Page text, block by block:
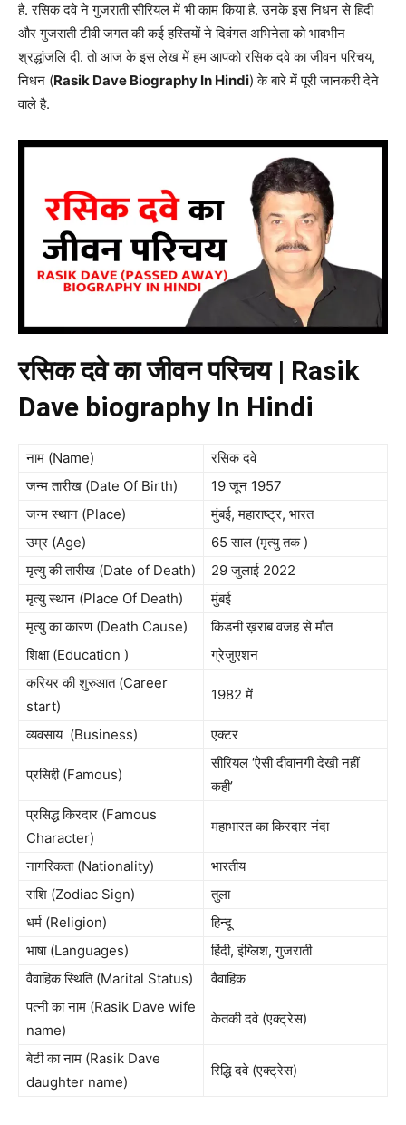
है. रसिक दवे ने गुजराती सीरियल में भी काम किया है. उनके इस निधन से हिंदी
और गुजराती टीवी जगत की कई हस्तियों ने दिवंगत अभिनेता को भावभीन
श्रद्धांजलि दी. तो आज के इस लेख में हम आपको रसिक दवे का जीवन परिचय,
निधन (Rasik Dave Biography In Hindi) के बारे में पूरी जानकरी देने
वाले है.
रसिक दवे का जीवन परिचय | Rasik
Dave biography In Hindi
नाम (Name)
रसिक दवे
जन्म तारीख (Date Of Birth)
19 जून 1957
जन्म स्थान (Place)
मुंबई, महाराष्ट्र, भारत
उम्र (Age)
65 साल (मृत्यु तक )
मृत्यु की तारीख (Date of Death)
29 जुलाई 2022
मृत्यु स्थान (Place Of Death)
मुंबई
मृत्यु का कारण (Death Cause)
किडनी ख़राब वजह से मौत
शिक्षा (Education )
ग्रेजुएशन
करियर की शुरुआत (Career
start)
1982 में
व्यवसाय (Business) एक्टर
प्रसिद्दी (Famous)
सीरियल ‘ऐसी दीवानगी देखी नहीं
कही’
प्रसिद्ध किरदार (Famous
Character)
महाभारत का किरदार नंदा
नागरिकता (Nationality)
भारतीय
राशि (Zodiac Sign)
तुला
धर्म (Religion)
हिन्दू
भाषा (Languages)
हिंदी, इंग्लिश, गुजराती
वैवाहिक स्थिति (Marital Status)
वैवाहिक
पत्नी का नाम (Rasik Dave wife
name)
केतकी दवे (एक्ट्रेस)
बेटी का नाम (Rasik Dave
daughter name)
रिद्धि दवे (एक्ट्रेस)